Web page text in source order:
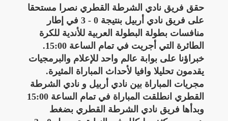
حقق فريق نادي الشرطة القطري نصرا مستحقا
على فريق نادي أربيل بنتيجة 0 - 3 في إطار
منافسات بطولة البطولة العربية للأندية للكرة
الطائرة التي أجريت في تمام الساعة 15:00.
خبراؤنا على بوابة عالم واحد للإعلام والبرمجيات
يقدمون تحليلا وافيا لأحداث المباراة المثيرة.
مجريات المباراة بين نادي أربيل و نادي الشرطة
القطري انطلقت المباراة في تمام الساعة 15:00
وبدأها فريق نادي الشرطة القطري بضغط